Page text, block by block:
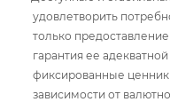
удовлетворить
только
гарантия ее
фиксированные
зависимости от